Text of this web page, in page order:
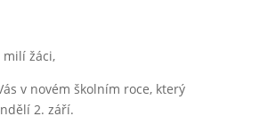
milí žáci,
v novém školním roce, který
2. září.